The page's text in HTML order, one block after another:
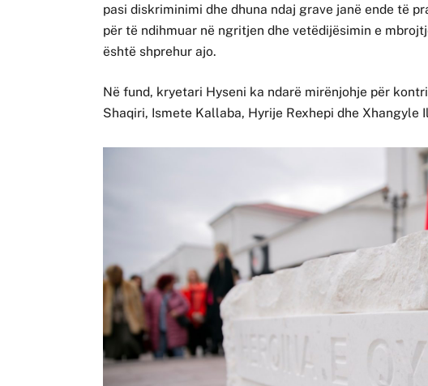
pasi diskriminimi dhe dhuna ndaj grave janë ende të
për të ndihmuar në ngritjen dhe vetëdijësimin e
është shprehur ajo.
Në fund, kryetari Hyseni ka ndarë mirënjohje për
Shaqiri, Ismete Kallaba, Hyrije Rexhepi dhe Xhangyle